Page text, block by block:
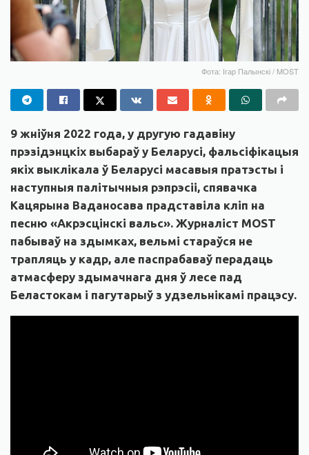
Фота: Ігар Палынскі / MOST
9 жніўня 2022 года, у другую гадавіну
прэзідэнцкіх выбараў у Беларусі, фальсіфікацыя
якіх выклікала ў Беларусі масавыя пратэсты і
наступныя палітычныя рэпрэсіі, спявачка
Кацярына Ваданосава прадставіла кліп на
песню «Акрэсцінскі вальс». Журналіст MOST
пабываў на здымках, вельмі стараўся не
трапляць у кадр, але паспрабаваў перадаць
атмасферу здымачнага дня ў лесе пад
Беластокам і пагутарыў з удзельнікамі працэсу.